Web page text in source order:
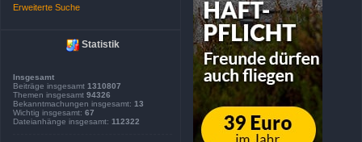
Erweiterte Suche
Statistik
Insgesamt
Beiträge insgesamt 1310807
Themen insgesamt 94326
Bekanntmachungen insgesamt: 13
Wichtig insgesamt: 67
Dateianhänge insgesamt: 112322